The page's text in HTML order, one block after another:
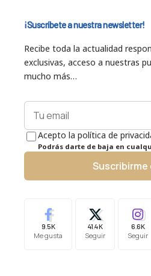
¡Suscríbete a nuestra newsletter!
Recibe toda la actualidad
exclusivas, acceso a nuestras
mucho más…
Acepto la política de
Podrás darte de baja en
Suscribirme
9.5K
Me gusta
41.4K
Seguir
6.6K
Seguir